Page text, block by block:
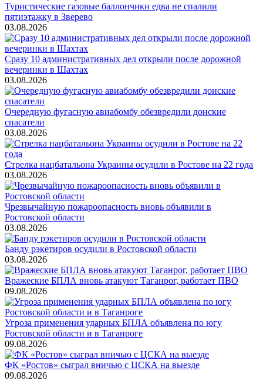
Туристические газовые баллончики едва не спалили
пятиэтажку в Зверево
03.08.2026
Сразу 10 административных дел открыли после дорожной
вечеринки в Шахтах
03.08.2026
Очередную фугасную авиабомбу обезвредили донские
спасатели
03.08.2026
Стрелка нацбатальона Украины осудили в Ростове на 22 года
03.08.2026
Чрезвычайную пожароопасность вновь объявили в
Ростовской области
03.08.2026
Банду рэкетиров осудили в Ростовской области
03.08.2026
Вражеские БПЛА вновь атакуют Таганрог, работает ПВО
09.08.2026
Угроза применения ударных БПЛА объявлена по югу
Ростовской области и в Таганроге
09.08.2026
ФК «Ростов» сыграл вничью с ЦСКА на выезде
09.08.2026